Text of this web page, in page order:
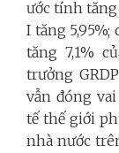
ước tính tăng
I tăng
tăng 7,1%
trưởng
vẫn đóng
tế thế giới
nhà nước